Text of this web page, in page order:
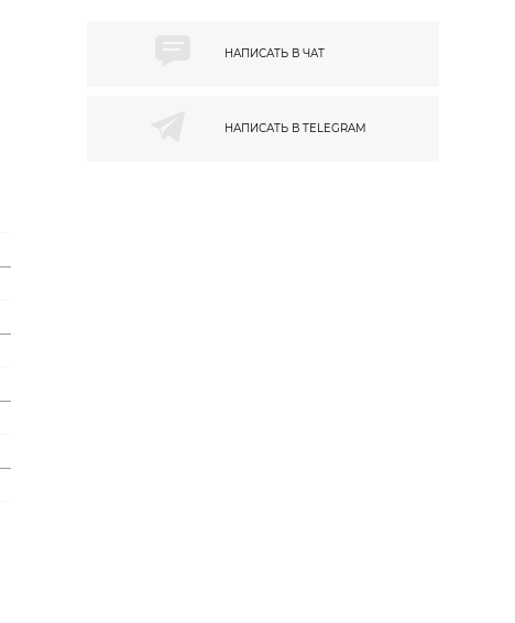
НАПИСАТЬ В ЧАТ
НАПИСАТЬ В TELEGRAM